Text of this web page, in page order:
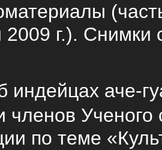
2009 г.). Снимки
индейцах аче-
Ученого
по теме